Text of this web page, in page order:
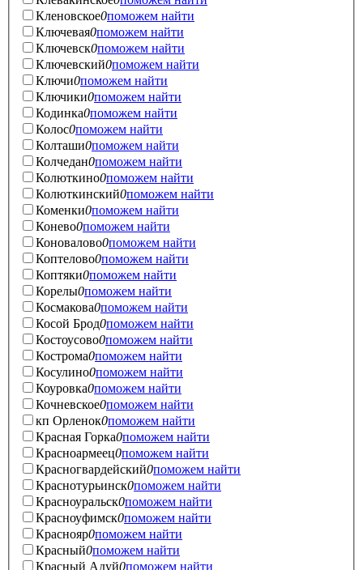
Кленовское0поможем найти
Ключевая0поможем найти
Ключевск0поможем найти
Ключевский0поможем найти
Ключи0поможем найти
Ключики0поможем найти
Кодинка0поможем найти
Колос0поможем найти
Колташи0поможем найти
Колчедан0поможем найти
Колюткино0поможем найти
Колюткинский0поможем найти
Коменки0поможем найти
Конево0поможем найти
Коновалово0поможем найти
Коптелово0поможем найти
Коптяки0поможем найти
Корелы0поможем найти
Космакова0поможем найти
Косой Брод0поможем найти
Костоусово0поможем найти
Кострома0поможем найти
Косулино0поможем найти
Коуровка0поможем найти
Кочневское0поможем найти
кп Орленок0поможем найти
Красная Горка0поможем найти
Красноармеец0поможем найти
Красногвардейский0поможем найти
Краснотурьинск0поможем найти
Красноуральск0поможем найти
Красноуфимск0поможем найти
Краснояр0поможем найти
Красный0поможем найти
Красный Адуй0поможем найти